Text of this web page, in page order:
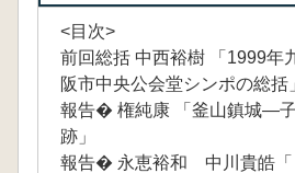
<目次>
前回総括 中西裕樹 「1999年
阪市中央公会堂シンポの総括
報告� 権純康 「釜山鎮城―
跡」
報告� 永恵裕和 中川貴皓「